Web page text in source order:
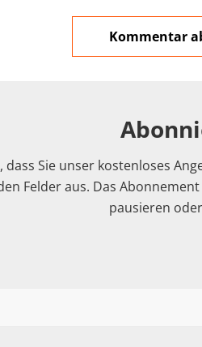
dass Sie unser kostenloses
Felder aus. Das
pausieren